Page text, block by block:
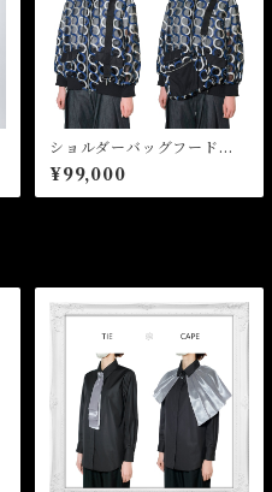
ショルダーバッグフードMA
-1 Shoulder Bag Hood
MA-1
¥99,000